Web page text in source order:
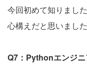
今回初めて知りまし
心構えだと思いました
Q7：Pythonエンジ